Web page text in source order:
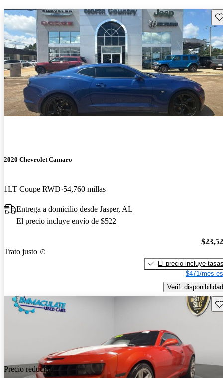
2020 Chevrolet Camaro
1LT Coupe RWD 54,760 millas
Entrega a domicilio desde Jasper, AL
El precio incluye envío de $522
Trato justo
El precio incluye tasas
$471/mes
Verif. disponibilidad
Precio reducido